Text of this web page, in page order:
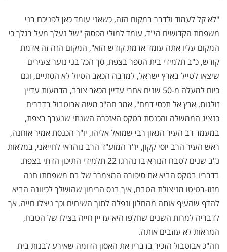
"לא קל לעמוד ולדבר במקום הזה, כשאני עומד כאן לפניכם בני
משפחת הקדושים הי"ד, עומד למולי הפסוק "של נעלך מעל רגלך כי
המקום עליו אתה עומד אדמת קודש הוא", המקום הזה זה אדמת
קודש, כ"ב תלמידי בית הספר בצפת, סך הכל בני נוער צעירים
שיצאו לטייל בארץ ישראל, למרבה הכאב הטיול לא הסתיים, וגם
כיום למעלה מ-50 שנים אחרי עדיין הכאב צורב, הדמעות עדיין
זולגות, ארץ אל תכסי דמם", אמר חה"כ משה אבוטבול בדברים
כנציג הממשלה והכנסת בטקס האזכרה השנתי שנערך בצפת,
במעמד רב העיר הגאון רבי שמואל אליהו, יו"ר הכנסת אמיר אוחנה,
ראש העיר הרב יוסי קקון, יו"ר המוע"ד הרב נוהראי לחייאני, במלאות
נ"ב שנים לטבח הנורא בו נהרגו 22 תלמידי התיכון הדתי בצפת.
בדבריו בטקס הביא את סיפורה המצמרר של בת משפחתו חנה
מזוז-בטיטו מניצולת הטבח, איך בנס הרימון שהושלך לכיוונה הביא
להדף שהעיף אותה מהחלון ונפלה לתוך השיחים וכך ניצלו חייה. אך
לדבריה למרות השנים שחלפו היא עדיין חייה בצילו של הטבח,
המראות לא עוזבים אותה.
חה"כ אבוטבול הזכיר בדבריו את האסון הדומה שאירע לבנות בית